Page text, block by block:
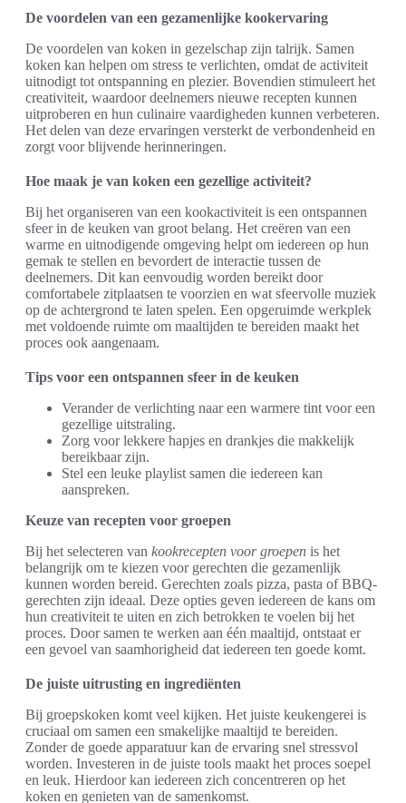
De voordelen van een gezamenlijke kookervaring
De voordelen van koken in gezelschap zijn talrijk. Samen
koken kan helpen om stress te verlichten, omdat de activiteit
uitnodigt tot ontspanning en plezier. Bovendien stimuleert het
creativiteit, waardoor deelnemers nieuwe recepten kunnen
uitproberen en hun culinaire vaardigheden kunnen verbeteren.
Het delen van deze ervaringen versterkt de verbondenheid en
zorgt voor blijvende herinneringen.
Hoe maak je van koken een gezellige activiteit?
Bij het organiseren van een kookactiviteit is een ontspannen
sfeer in de keuken van groot belang. Het creëren van een
warme en uitnodigende omgeving helpt om iedereen op hun
gemak te stellen en bevordert de interactie tussen de
deelnemers. Dit kan eenvoudig worden bereikt door
comfortabele zitplaatsen te voorzien en wat sfeervolle muziek
op de achtergrond te laten spelen. Een opgeruimde werkplek
met voldoende ruimte om maaltijden te bereiden maakt het
proces ook aangenaam.
Tips voor een ontspannen sfeer in de keuken
Verander de verlichting naar een warmere tint voor een
gezellige uitstraling.
Zorg voor lekkere hapjes en drankjes die makkelijk
bereikbaar zijn.
Stel een leuke playlist samen die iedereen kan
aanspreken.
Keuze van recepten voor groepen
Bij het selecteren van kookrecepten voor groepen is het
belangrijk om te kiezen voor gerechten die gezamenlijk
kunnen worden bereid. Gerechten zoals pizza, pasta of BBQ-
gerechten zijn ideaal. Deze opties geven iedereen de kans om
hun creativiteit te uiten en zich betrokken te voelen bij het
proces. Door samen te werken aan één maaltijd, ontstaat er
een gevoel van saamhorigheid dat iedereen ten goede komt.
De juiste uitrusting en ingrediënten
Bij groepskoken komt veel kijken. Het juiste keukengerei is
cruciaal om samen een smakelijke maaltijd te bereiden.
Zonder de goede apparatuur kan de ervaring snel stressvol
worden. Investeren in de juiste tools maakt het proces soepel
en leuk. Hierdoor kan iedereen zich concentreren op het
koken en genieten van de samenkomst.